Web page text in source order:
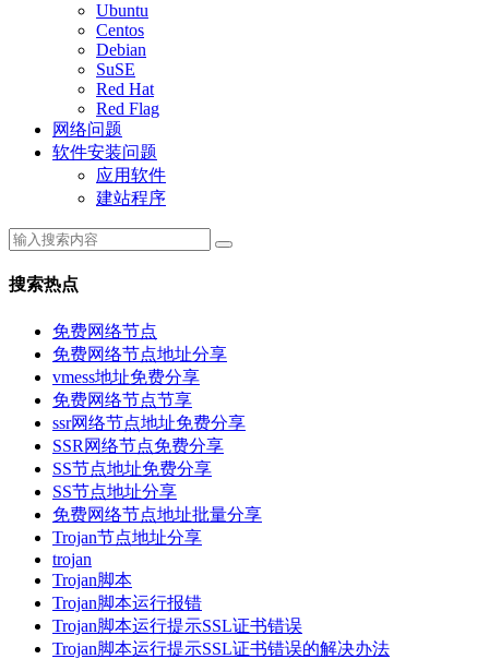
Ubuntu
Centos
Debian
SuSE
Red Hat
Red Flag
网络问题
软件安装问题
应用软件
建站程序
搜索热点
免费网络节点
免费网络节点地址分享
vmess地址免费分享
免费网络节点节享
ssr网络节点地址免费分享
SSR网络节点免费分享
SS节点地址免费分享
SS节点地址分享
免费网络节点地址批量分享
Trojan节点地址分享
trojan
Trojan脚本
Trojan脚本运行报错
Trojan脚本运行提示SSL证书错误
Trojan脚本运行提示SSL证书错误的解决办法